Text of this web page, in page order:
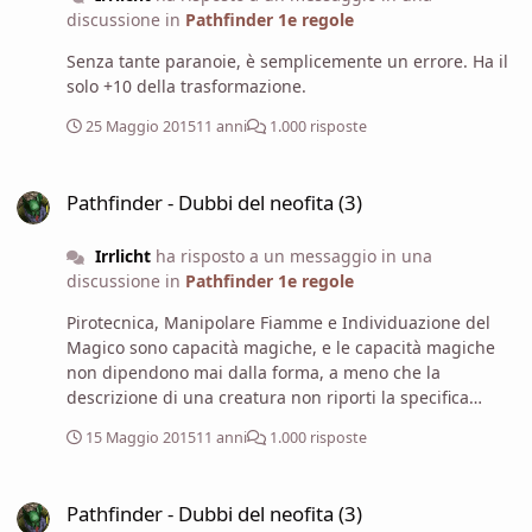
discussione in Pathfinder 1e regole
Senza tante paranoie, è semplicemente un errore. Ha il
solo +10 della trasformazione.
25 Maggio 201511 anni 1.000 risposte
Pathfinder - Dubbi del neofita (3)
Irrlichtha risposto a un messaggio in una
discussione in Pathfinder 1e regole
Pirotecnica, Manipolare Fiamme e Individuazione del
Magico sono capacità magiche, e le capacità magiche
non dipendono mai dalla forma, a meno che la
descrizione di una creatura non riporti la specifica
una sua peculiarità fisica, ma sono casi rarissimi e non
precisamente, dalla struttura fisica), quindi un Drago
15 Maggio 201511 anni 1.000 risposte
Pathfinder - Dubbi del neofita (3)